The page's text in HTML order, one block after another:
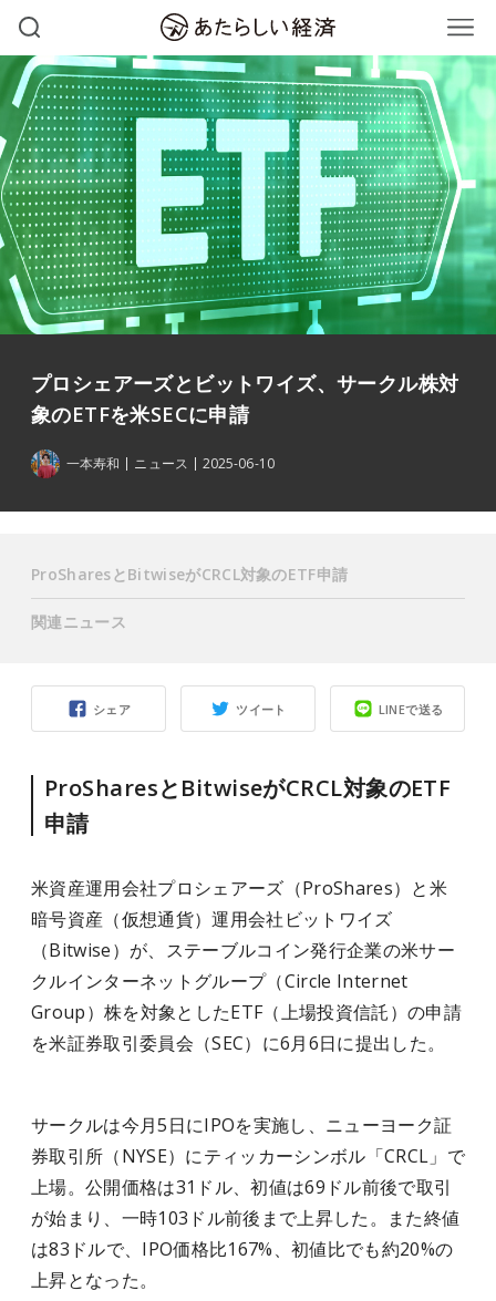
プロシェアーズとビットワイズ、サークル株対
象のETFを米SECに申請
一本寿和 ニュース 2025-06-10
シェア ツイート LINEで送る
ProSharesとBitwiseがCRCL対象のETF
申請
米資産運用会社プロシェアーズ（ProShares）と米
暗号資産（仮想通貨）運用会社ビットワイズ
（Bitwise）が、ステーブルコイン発行企業の米サー
クルインターネットグループ（Circle Internet
Group）株を対象としたETF（上場投資信託）の申請
を米証券取引委員会（SEC）に6月6日に提出した。
サークルは今月5日にIPOを実施し、ニューヨーク証
券取引所（NYSE）にティッカーシンボル「CRCL」で
上場。公開価格は31ドル、初値は69ドル前後で取引
が始まり、一時103ドル前後まで上昇した。また終値
は83ドルで、IPO価格比167%、初値比でも約20%の
上昇となった。
ProSharesとBitwiseがCRCL対象のETF申請
関連ニュース